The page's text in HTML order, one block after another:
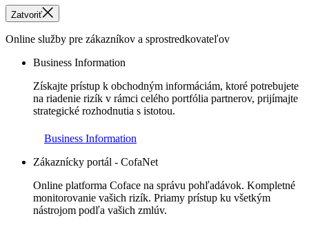
Zatvoriť
Online služby pre zákazníkov a sprostredkovateľov
Business Information
Získajte prístup k obchodným informáciám, ktoré potrebujete
na riadenie rizík v rámci celého portfólia partnerov, prijímajte
strategické rozhodnutia s istotou.
Business Information
Zákaznícky portál - CofaNet
Online platforma Coface na správu pohľadávok. Kompletné
monitorovanie vašich rizík. Priamy prístup ku všetkým
nástrojom podľa vašich zmlúv.